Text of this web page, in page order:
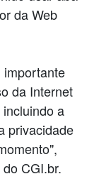
da Web
importante
da Internet
a
privacidade
CGI.br.